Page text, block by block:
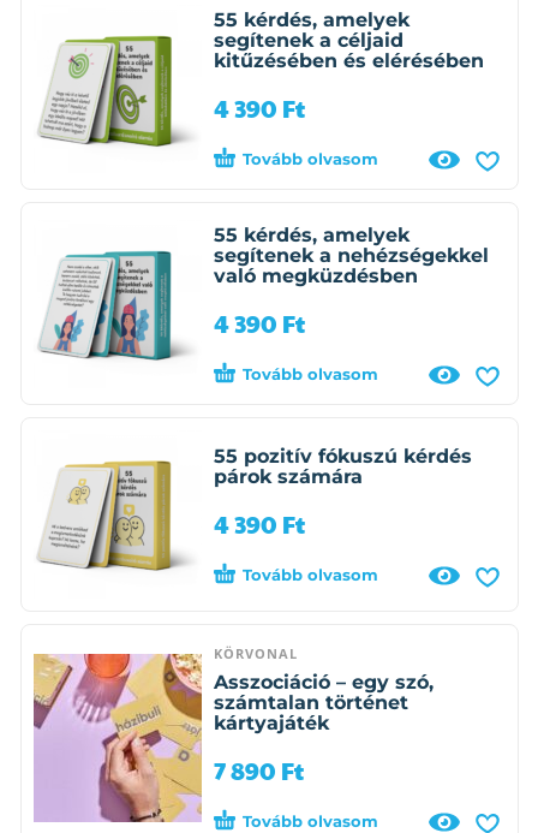
55 kérdés, amelyek
segítenek a céljaid
kitűzésében és elérésében
4 390 Ft
Tovább olvasom
55 kérdés, amelyek
segítenek a nehézségekkel
való megküzdésben
4 390 Ft
Tovább olvasom
55 pozitív fókuszú kérdés
párok számára
4 390 Ft
Tovább olvasom
KÖRVONAL
Asszociáció – egy szó,
számtalan történet
kártyajáték
7 890 Ft
Tovább olvasom